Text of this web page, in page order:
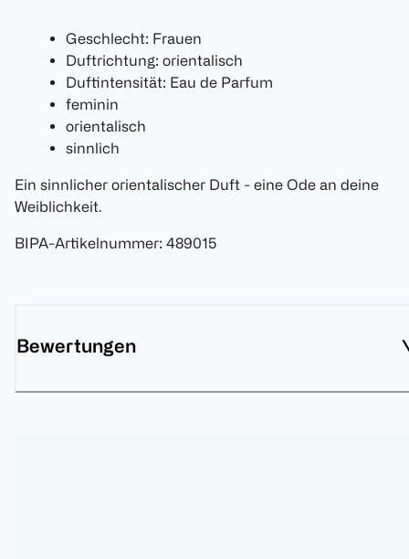
Geschlecht: Frauen
Duftrichtung: orientalisch
Duftintensität: Eau de Parfum
feminin
orientalisch
sinnlich
Ein sinnlicher orientalischer Duft - eine Ode an deine
Weiblichkeit.
BIPA-Artikelnummer: 489015
Bewertungen